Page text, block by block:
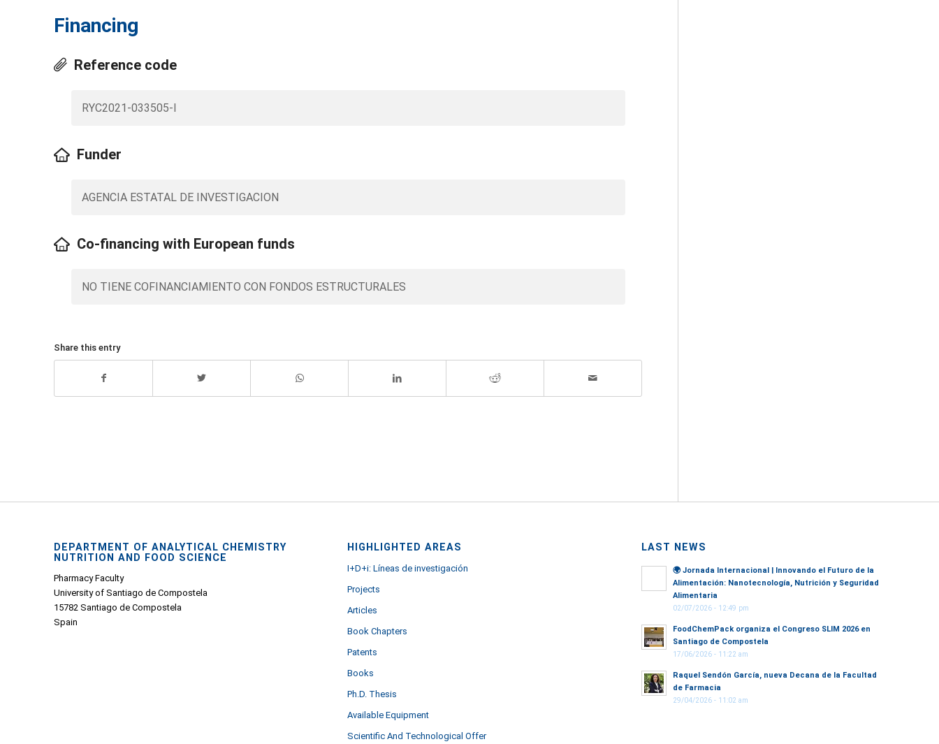
Financing
Reference code
RYC2021-033505-I
Funder
AGENCIA ESTATAL DE INVESTIGACION
Co-financing with European funds
NO TIENE COFINANCIAMIENTO CON FONDOS ESTRUCTURALES
Share this entry
DEPARTMENT OF ANALYTICAL CHEMISTRY
NUTRITION AND FOOD SCIENCE
Pharmacy Faculty
University of Santiago de Compostela
15782 Santiago de Compostela
Spain
HIGHLIGHTED AREAS
I+D+i: Líneas de investigación
Projects
Articles
Book Chapters
Patents
Books
Ph.D. Thesis
Available Equipment
Scientific And Technological Offer
LAST NEWS
🌍 Jornada Internacional | Innovando el Futuro de la
Alimentación: Nanotecnología, Nutrición y Seguridad
Alimentaria
02/07/2026 - 12:49 pm
FoodChemPack organiza el Congreso SLIM 2026 en
Santiago de Compostela
17/06/2026 - 11:22 am
Raquel Sendón García, nueva Decana de la Facultad
de Farmacia
29/04/2026 - 11:02 am